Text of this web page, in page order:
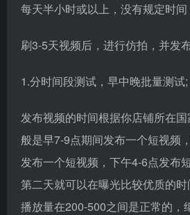
每天半小时或以上，没有规定时间
刷3-5天视频后，进行仿拍，并发
1.分时间段测试，早中晚批量测试;
发布视频的时间根据你店铺所在
般是早7-9点期间发布一个短视频
发布一个短视频，下午4-6点发布
第二天就可以在曝光比较优质的
播放量在200-500之间是正常的，